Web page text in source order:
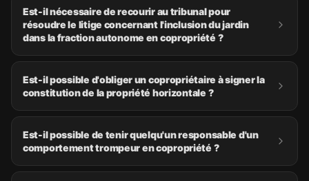
Est-il nécessaire de recourir au tribunal pour
résoudre le litige concernant l'inclusion du jardin
dans la fraction autonome en copropriété ?
Est-il possible d'obliger un copropriétaire à signer la
constitution de la propriété horizontale ?
Est-il possible de tenir quelqu'un responsable d'un
comportement trompeur en copropriété ?